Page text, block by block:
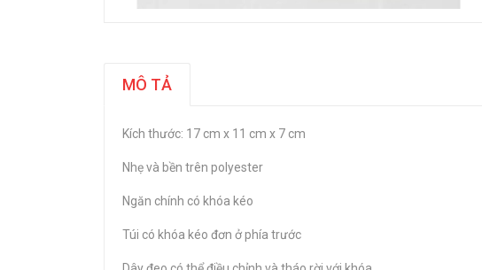
MÔ TẢ
Kích thước: 17 cm x 11 cm x 7 cm
Nhẹ và bền trên polyester
Ngăn chính có khóa kéo
Túi có khóa kéo đơn ở phía trước